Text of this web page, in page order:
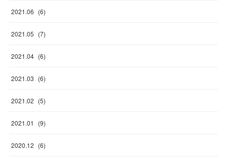
2021.06 (6)
2021.05 (7)
2021.04 (6)
2021.03 (6)
2021.02 (5)
2021.01 (9)
2020.12 (6)